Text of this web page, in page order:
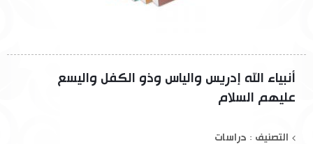
أنبياء الله إدريس والياس وذو الكفل واليسع
عليهم السلام
التصنيف : دراسات